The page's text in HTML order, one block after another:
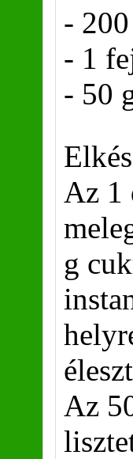
-
- 1
- 50
Az 1
g
Az